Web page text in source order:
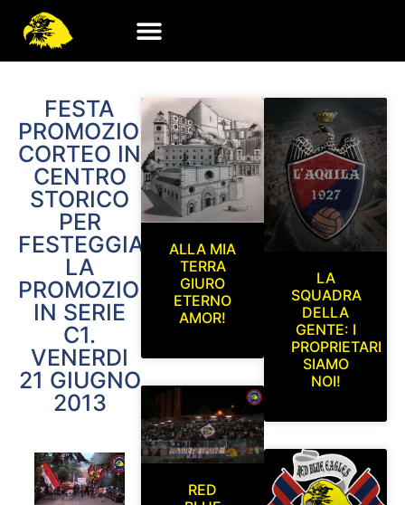
FESTA
PROMOZIONE:
CORTEO IN
CENTRO
STORICO
PER
FESTEGGIARE
LA
PROMOZIONE
IN SERIE
C1.
VENERDI
21 GIUGNO
2013
ALLA MIA
TERRA
GIURO
ETERNO
AMOR!
RED
LA
SQUADRA
DELLA
GENTE: I
PROPRIETARI
SIAMO
NOI!